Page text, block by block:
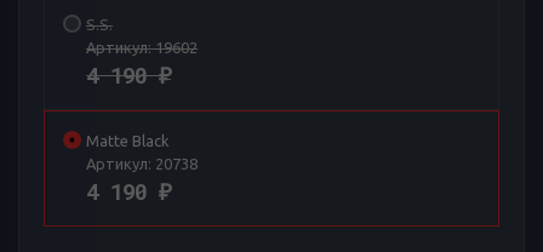
S.S.
Артикул:19602
4 190₽
Matte Black
Артикул: 20738
4 190 ₽